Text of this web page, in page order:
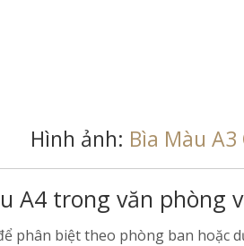
Hình ảnh: Bìa Màu A3
A4 trong văn phòng
phân biệt theo phòng ban hoặc